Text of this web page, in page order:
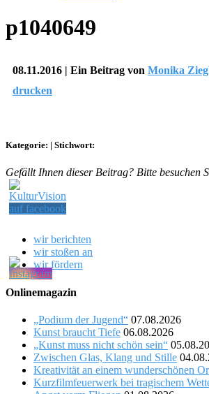
p1040649
08.11.2016 | Ein Beitrag von Monika
drucken
Kategorie: | Stichwort:
Gefällt Ihnen dieser Beitrag? Bitte besuchen
wir berichten
wir stoßen an
wir fördern
Onlinemagazin
„Podium der Jugend“ 07.08.2026
Kunst braucht Tiefe 06.08.2026
„Kunst muss nicht schön sein“
Zwischen Glas, Klang und Stille
Kreativität an einem wunderschönen
Kurzfilmfeuerwerk bei tragischem